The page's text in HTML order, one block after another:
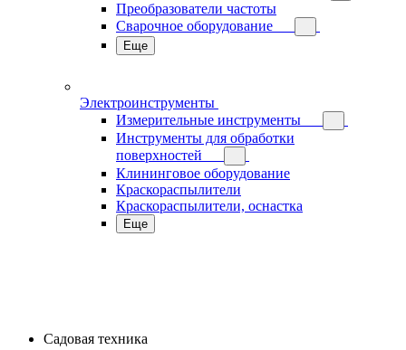
Преобразователи частоты
Сварочное оборудование
Еще
Электроинструменты
Измерительные инструменты
Инструменты для обработки
поверхностей
Клининговое оборудование
Краскораспылители
Краскораспылители, оснастка
Еще
Садовая техника